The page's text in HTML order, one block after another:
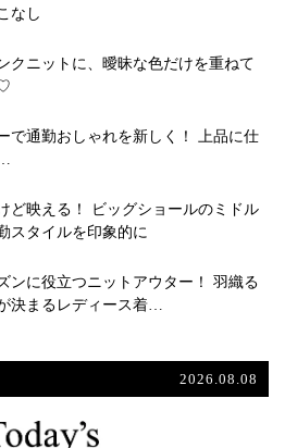
なし
クニットに、曖昧な色だけを重ねて
で通勤おしゃれを新しく！ 上品に仕
ど映える！ ビッグショールのミドル
スタイルを印象的に
ンに役立つニットアウター！ 羽織る
決まるレディース着…
2026.08.08